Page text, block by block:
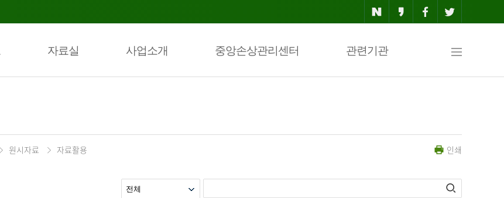
자료실 사업소개 중앙손상관리센터 관련기관
원시자료 자료활용 인쇄